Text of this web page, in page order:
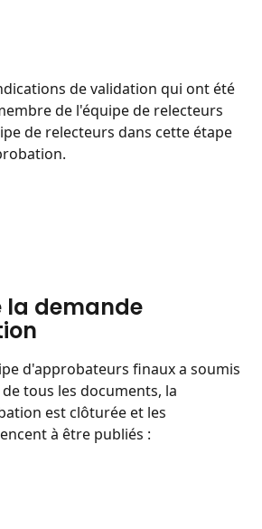
de validation qui ont été
de l'équipe de relecteurs
de relecteurs dans cette étape
la demande
d'approbateurs finaux a soumis
tous les documents, la
est clôturée et les
à être publiés :